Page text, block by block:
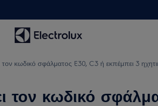
τον κωδικό σφάλματος E30, C3 ή εκπέμπει 3
τον κωδικό